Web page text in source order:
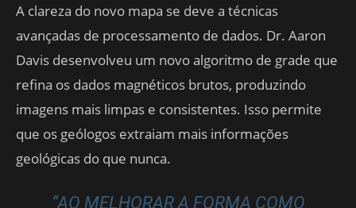
A clareza do novo mapa se deve a técnicas
avançadas de processamento de dados. Dr. Aaron
Davis desenvolveu um novo algoritmo de grade que
refina os dados magnéticos brutos, produzindo
imagens mais limpas e consistentes. Isso permite
que os geólogos extraiam mais informações
geológicas do que nunca.
“AO MELHORAR A FORMA COMO